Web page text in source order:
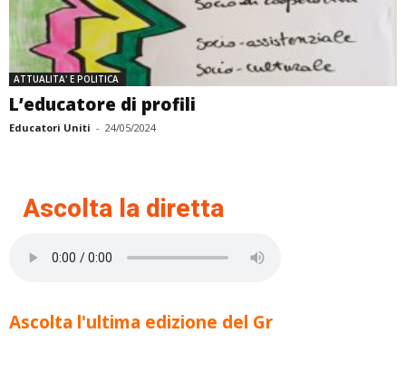
ATTUALITA' E POLITICA
L’educatore di profili
Educatori Uniti - 24/05/2024
Ascolta la diretta
Ascolta l'ultima edizione del Gr